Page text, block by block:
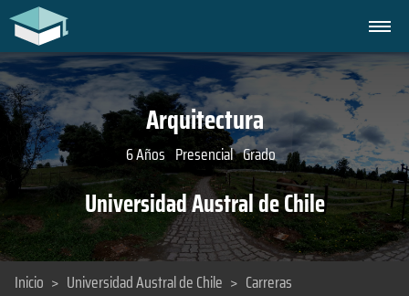
Arquitectura
6 Años Presencial Grado
Universidad Austral de Chile
Inicio > Universidad Austral de Chile > Carreras